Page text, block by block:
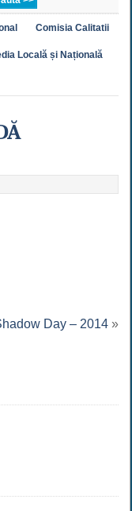
Comisia Calitatii
Locală și Națională
Day – 2014 »